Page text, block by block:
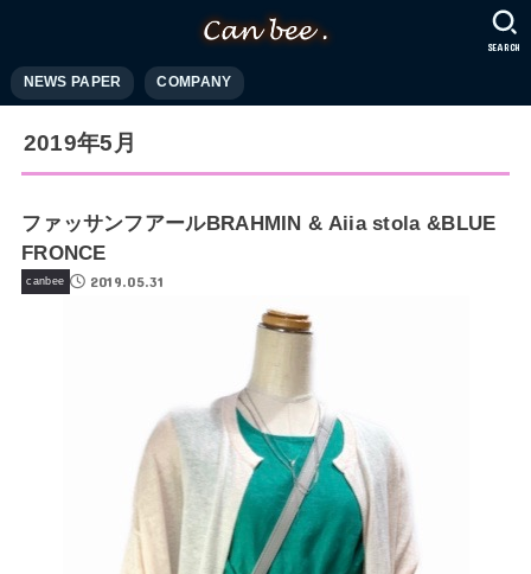
NEWS PAPER COMPANY
SEARCH
2019年5月
ファッサンフアールBRAHMIN & Aiia stola &BLUE
FRONCE
canbee 2019.05.31